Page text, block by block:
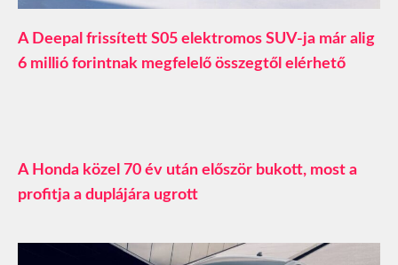
A Deepal frissített S05 elektromos SUV-ja már alig
6 millió forintnak megfelelő összegtől elérhető
A Honda közel 70 év után először bukott, most a
profitja a duplájára ugrott